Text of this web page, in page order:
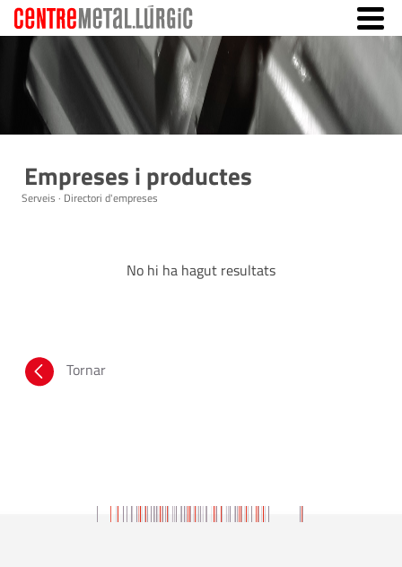
Empreses i productes
Serveis · Directori d'empreses
No hi ha hagut resultats
Tornar